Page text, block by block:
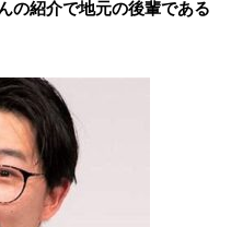
の紹介で地元の後輩である